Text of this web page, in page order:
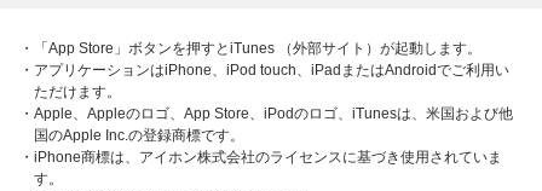
・「App Store」ボタンを押すとiTunes （外部サイト）が起動します。
・アプリケーションはiPhone、iPod touch、iPadまたはAndroidでご利用い
ただけます。
・Apple、Appleのロゴ、App Store、iPodのロゴ、iTunesは、米国および他
国のApple Inc.の登録商標です。
・iPhone商標は、アイホン株式会社のライセンスに基づき使用されていま
す。